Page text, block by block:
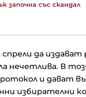
започна със скандал
да издават
нечетлива. В
и дават
избирателни